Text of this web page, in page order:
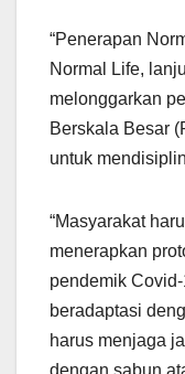
“Penerapan
Normal Life,
melonggarkan
Berskala Besar
untuk
“Masyarakat
menerapkan
pendemik
beradaptasi
harus menjaga